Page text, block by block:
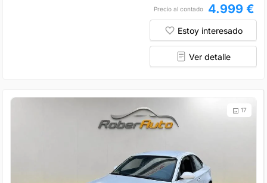
Precio al contado 4.999 €
Estoy interesado
Ver detalle
17